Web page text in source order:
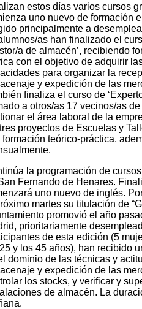
estos días varios cursos
uno nuevo de formación
principalmente a
as han finalizado el
a de almacén’, recibiendo
con el objetivo de adquirir
para organizar la
y expedición de las
finaliza el curso de
a otros/as 17 vecinos/as
el área laboral de la
proyectos de Escuelas y
formación teórico-práctica,
la programación de
Fernando de Henares.
uno nuevo de inglés.
martes su titulación de
promovió el año
prioritariamente
de esta edición (5
y los 45 años), han recibido
dominio de las técnicas y
y expedición de las
los stocks, y verificar y
de almacén. La